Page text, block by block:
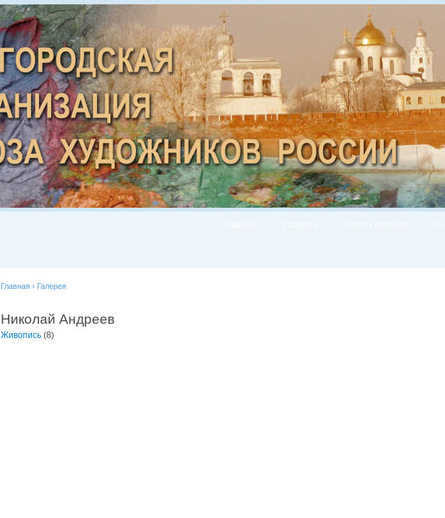
Главная › Галерея
Николай Андреев
Живопись (8)